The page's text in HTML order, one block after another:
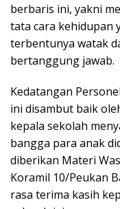
berbaris ini, yakni
tata cara kehidupan
terbentunya watak
bertanggung jawab.
Kedatangan
ini disambut baik
kepala sekolah
bangga para anak
diberikan Materi
Koramil 10/Peukan
rasa terima kasih